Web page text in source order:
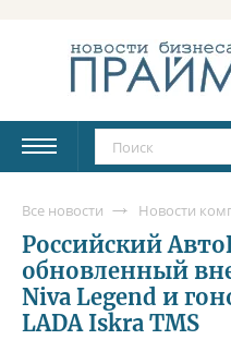
Все новости Новости
Российский
обновленный
Niva Legend и
LADA Iskra TMS